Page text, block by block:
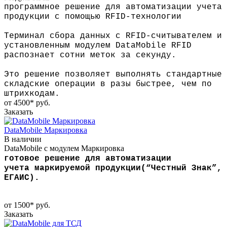
программное решение для автоматизации учета
продукции с помощью RFID-технологии
Терминал сбора данных с RFID-считывателем и
установленным модулем DataMobile RFID
распознает сотни меток за секунду.
Это решение позволяет выполнять стандартные
складские операции в разы быстрее, чем по
штрихкодам.
от 4500* руб.
Заказать
DataMobile Маркировка
В наличии
DataMobile с модулем Маркировка
готовое решение для автоматизации
учета маркируемой продукции(“Честный Знак”,
ЕГАИС).
от 1500* руб.
Заказать